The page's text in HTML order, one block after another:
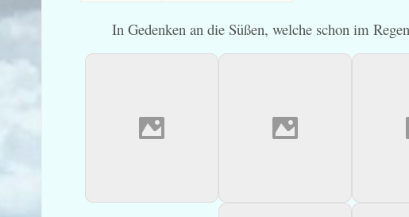
In Gedenken an die Süßen, welche schon im